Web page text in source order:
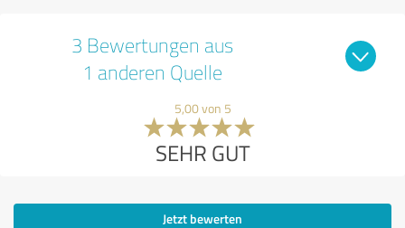
3 Bewertungen aus
1 anderen Quelle
5,00 von 5
SEHR GUT
Jetzt bewerten